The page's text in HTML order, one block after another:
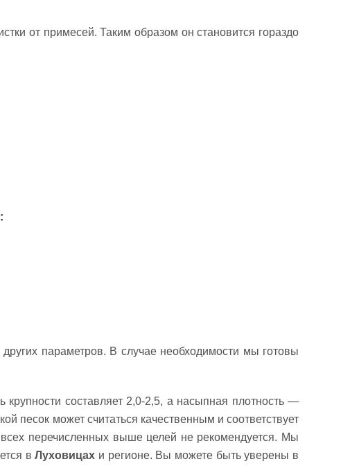
от примесей. Таким образом он становится гораздо
параметров. В случае необходимости мы готовы
крупности составляет 2,0-2,5, а насыпная плотность —
может считаться качественным и соответствует
перечисленных выше целей не рекомендуется. Мы
вЛуховицах и регионе. Вы можете быть уверены в